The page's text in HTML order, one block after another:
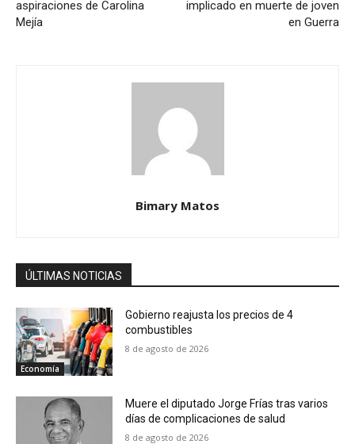
aspiraciones de Carolina
Mejía
implicado en muerte de joven
en Guerra
Bimary Matos
ÚLTIMAS NOTICIAS
Economía
Gobierno reajusta los precios de 4
combustibles
8 de agosto de 2026
Muere el diputado Jorge Frías tras varios
días de complicaciones de salud
8 de agosto de 2026